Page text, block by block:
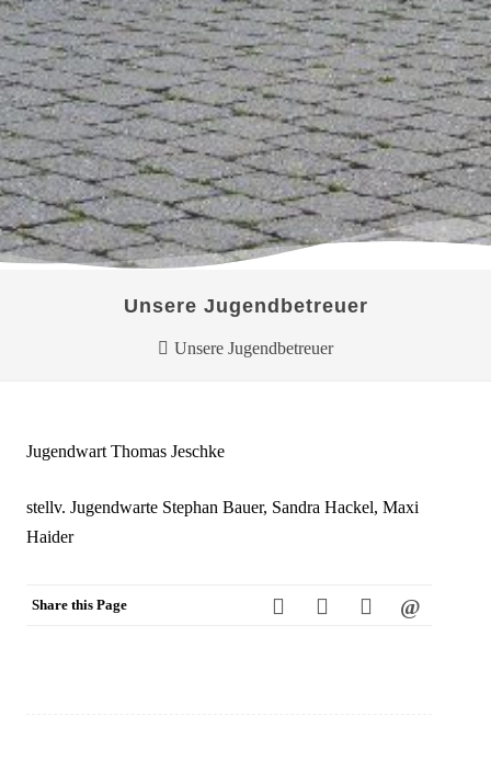
Unsere Jugendbetreuer
Unsere Jugendbetreuer
Jugendwart Thomas Jeschke
stellv. Jugendwarte Stephan Bauer, Sandra Hackel, Maxi
Haider
Share this Page